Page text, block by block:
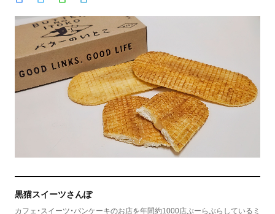
黒猫スイーツさんぽ
カフェ・スイーツ・パンケーキのお店を年間約1000店ぶーらぶらしているミ